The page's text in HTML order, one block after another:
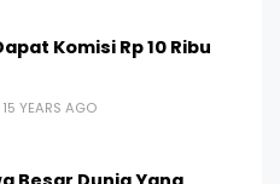
Komisi Rp 10 Ribu
15 YEARS AGO